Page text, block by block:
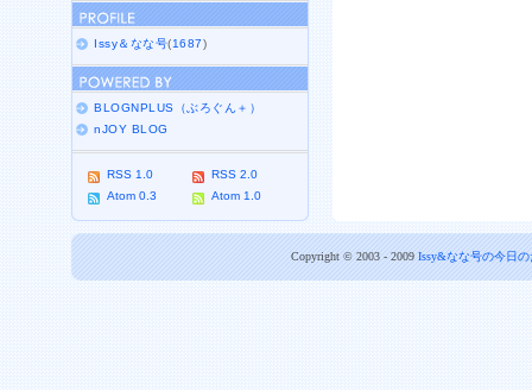
Issy＆なな号(1687)
BLOGNPLUS（ぶろぐん＋）
nJOY BLOG
RSS 1.0
RSS 2.0
Atom 0.3
Atom 1.0
Copyright © 2003 - 2009 Issy&なな号の今日